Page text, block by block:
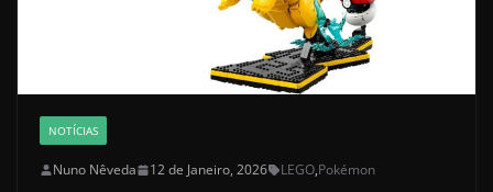
NOTÍCIAS
Nuno Nêveda 12 de Janeiro, 2026 LEGO,Pokémon